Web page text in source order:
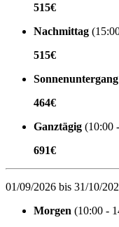
515€
Nachmittag
515€
Sonnenuntergang
464€
Ganztägig (10:00
691€
01/09/2026 bis 31/10/
Morgen (10:00 -